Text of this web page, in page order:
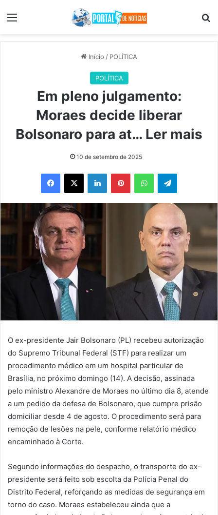
Menu
Início / POLÍTICA
POLÍTICA
Em pleno julgamento:
Moraes decide liberar
Bolsonaro para at… Ler mais
10 de setembro de 2025
Facebook
X LinkedinPinterestWhatsAppTelegram
O ex-presidente Jair Bolsonaro (PL) recebeu autorização
do Supremo Tribunal Federal (STF) para realizar um
procedimento médico em um hospital particular de
Brasília, no próximo domingo (14). A decisão, assinada
pelo ministro Alexandre de Moraes no último dia 8, atende
a um pedido da defesa de Bolsonaro, que cumpre prisão
domiciliar desde 4 de agosto. O procedimento será para
remoção de lesões na pele, conforme relatório médico
encaminhado à Corte.
Segundo informações do despacho, o transporte do ex-
presidente será feito sob escolta da Polícia Penal do
Distrito Federal, reforçando as medidas de segurança em
torno do caso. Moraes estabeleceu ainda que a